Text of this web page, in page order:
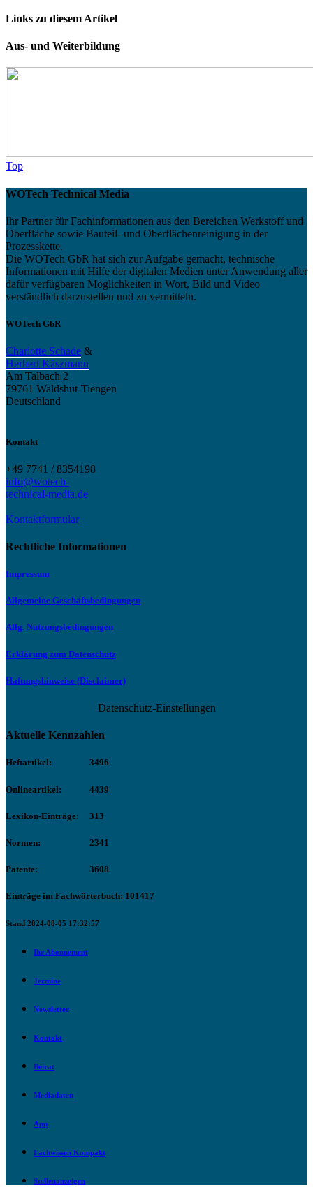
Links zu diesem Artikel
Aus- und Weiterbildung
Top
WOTech Technical Media
Ihr Partner für Fachinformationen aus den Bereichen Werkstoff und
Oberfläche sowie Bauteil- und Oberflächenreinigung in der
Prozesskette.
Die WOTech GbR hat sich zur Aufgabe gemacht, technische
Informationen mit Hilfe der digitalen Medien unter Anwendung aller
dafür verfügbaren Möglichkeiten in Wort, Bild und Video
verständlich darzustellen und zu vermitteln.
WOTech GbR
Charlotte Schade &
Herbert Käszmann
Am Talbach 2
79761 Waldshut-Tiengen
Deutschland
Kontakt
+49 7741 / 8354198
info@wotech-
technical-media.de
Kontaktformular
Rechtliche Informationen
Impressum
Allgemeine Geschäftsbedingungen
Allg. Nutzungsbedingungen
Erklärung zum Datenschutz
Haftungshinweise (Disclaimer)
Datenschutz-Einstellungen
Aktuelle Kennzahlen
Heftartikel: 3496
Onlineartikel: 4439
Lexikon-Einträge: 313
Normen: 2341
Patente: 3608
Einträge im Fachwörterbuch: 101417
Stand 2024-08-05 17:32:57
Ihr Abonnement
Termine
Newsletter
Kontakt
Beirat
Mediadaten
App
Fachwissen Kompakt
Stellenanzeigen